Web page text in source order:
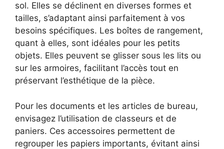
sol. Elles se déclinent en diverses formes et
tailles, s’adaptant ainsi parfaitement à vos
besoins spécifiques. Les boîtes de rangement,
quant à elles, sont idéales pour les petits
objets. Elles peuvent se glisser sous les lits ou
sur les armoires, facilitant l’accès tout en
préservant l’esthétique de la pièce.
Pour les documents et les articles de bureau,
envisagez l’utilisation de classeurs et de
paniers. Ces accessoires permettent de
regrouper les papiers importants, évitant ainsi